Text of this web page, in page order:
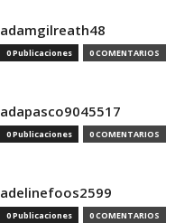
adamgilreath48
0 Publicaciones 0 COMENTARIOS
adapasco9045517
0 Publicaciones 0 COMENTARIOS
adelinefoos2599
0 Publicaciones 0 COMENTARIOS